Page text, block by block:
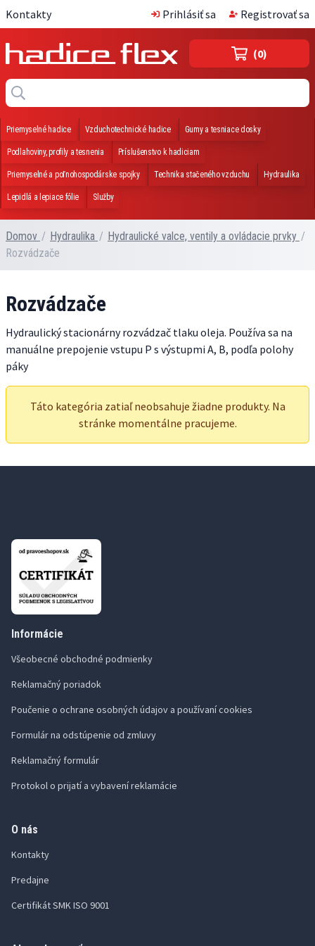
Kontakty Prihlásiť sa Registrovať sa
(0)
Priemyselné hadice Vzduchotechnické hadice Gumy a tesniace dosky
Podlahoviny, profily a tesnenia Príslušenstvo k hadiciam
Priemyselné a poľnohospodárske spojky Technika stačeného vzduchu Hydraulika
Lepidlá a lepiace fólie Služby
Domov / Hydraulika / Hydraulické valce, ventily a ovládacie prvky /
Rozvádzače
Rozvádzače
Hydraulický stacionárny rozvádzač tlaku oleja. Používa sa na
manuálne prepojenie vstupu P s výstupmi A, B, podľa polohy
páky
Táto kategória zatiaľ neobsahuje žiadne produkty. Na
stránke momentálne pracujeme.
Informácie
Všeobecné obchodné podmienky
Reklamačný poriadok
Poučenie o ochrane osobných údajov a používaní cookies
Formulár na odstúpenie od zmluvy
Reklamačný formulár
Protokol o prijatí a vybavení reklamácie
O nás
Kontakty
Predajne
Certifikát SMK ISO 9001